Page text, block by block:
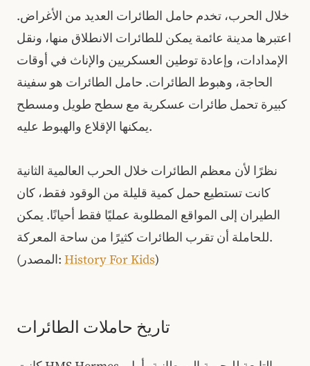
خلال الحرب، تخدم حامل الطائرات العديد من الأغراض.
اعتبرها مدينة عائمة يمكن للطائرات الانطلاق منها، ونقل
الإمدادات، وإعادة توطين العسكريين والإناث في أوقات
الحاجة، وهبوط الطائرات. حامل الطائرات هو سفينة
كبيرة تحمل طائرات عسكرية مع سطح طويل ومسطح
يمكنها الإقلاع والهبوط عليه.
نظرًا لأن معظم الطائرات خلال الحرب العالمية الثانية
كانت تستطيع حمل كمية قليلة من الوقود فقط، كان
الطيران إلى المواقع المطلوبة عمليًا فقط أحيانًا. يمكن
للحاملة أن تقرب الطائرات كثيرًا من ساحة المعركة.
(المصدر: History For Kids)
تاريخ حاملات الطائرات